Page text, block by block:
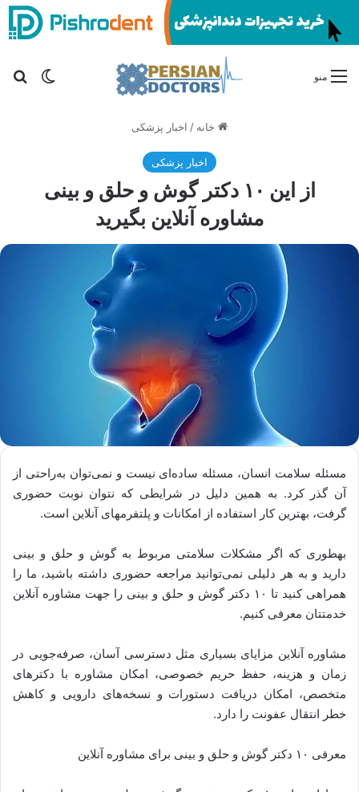
تغییر منو
خانه / اخبار پزشکی
اخبار پزشکی
از این ۱۰ دکتر گوش و حلق و بینی
مشاوره آنلاین بگیرید
مسئله سلامت انسان، مسئله ساده‌ای نیست و نمی‌توان به‌راحتی از
آن گذر کرد. به همین دلیل در شرایطی که نتوان نوبت حضوری
گرفت، بهترین کار استفاده از امکانات و پلتفرم­های آنلاین است.
به­طوری که اگر مشکلات سلامتی مربوط به گوش و حلق و بینی
دارید و به هر دلیلی نمی‌توانید مراجعه حضوری داشته باشید، ما را
همراهی کنید تا ۱۰ دکتر گوش و حلق و بینی را جهت مشاوره آنلاین
خدمتتان معرفی کنیم.
مشاوره آنلاین مزایای بسیاری مثل دسترسی آسان، صرفه‌جویی در
زمان و هزینه، حفظ حریم خصوصی، امکان مشاوره با دکترهای
متخصص، امکان دریافت دستورات و نسخه‌های دارویی و کاهش
خطر انتقال عفونت را دارد.
معرفی ۱۰ دکتر گوش و حلق و بینی برای مشاوره آنلاین